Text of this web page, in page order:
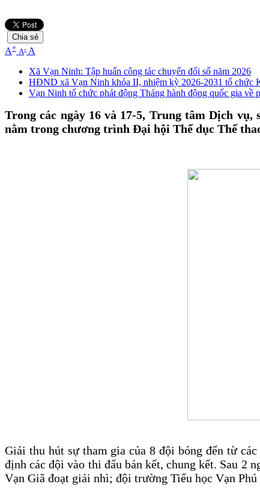
Chia sẻ
A+ A- A
Xã Vạn Ninh: Tập huấn công tác chuyển đổi số năm 2026
HĐND xã Vạn Ninh khóa II, nhiệm kỳ 2026-2031 tổ chức
Vạn Ninh tổ chức phát động Tháng hành động quốc gia về
Trong các ngày 16 và 17-5, Trung tâm Dịch
nằm trong chương trình Đại hội Thể dục Thể
Giải thu hút sự tham gia của 8 đội bóng đến từ
định các đội vào thi đấu bán kết, chung kết. Sau
Vạn Giã đoạt giải nhì; đội trường Tiểu học Vạn